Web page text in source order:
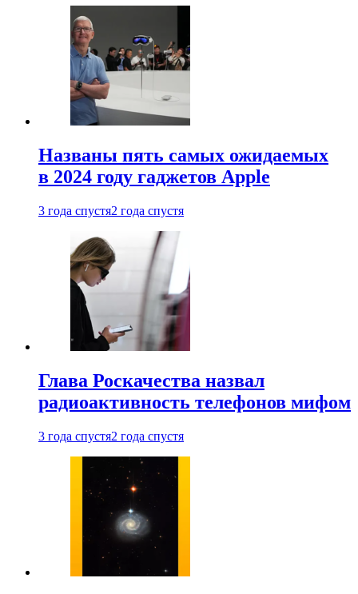
Названы пять самых ожидаемых
в 2024 году гаджетов Apple
3 года спустя2 года спустя
Глава Роскачества назвал
радиоактивность телефонов мифом
3 года спустя2 года спустя